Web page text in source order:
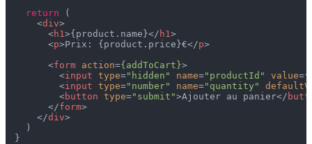
return (
<div>
<h1>{product.name}</ h1>
<p>Prix: {product.price}€</p>
<form action={addToCart}>
<input type="hidden" name="productId" value=
<input type="number" name="quantity"
<button type="submit">Ajouter au panier</
</form>
</div>
  )
}